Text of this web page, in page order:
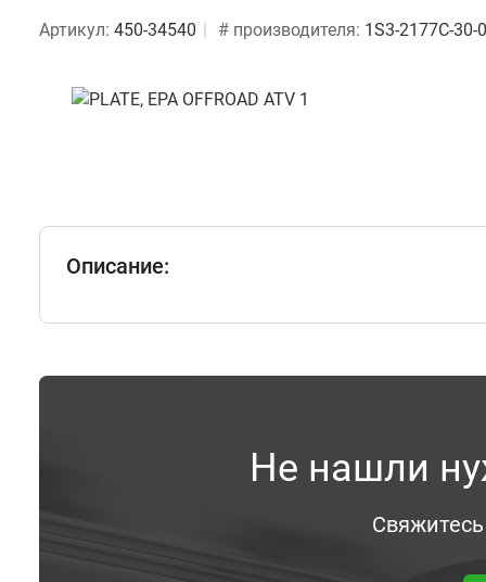
Артикул: 450-34540 # производителя: 1S3-2177C-30-
Описание:
Не нашли